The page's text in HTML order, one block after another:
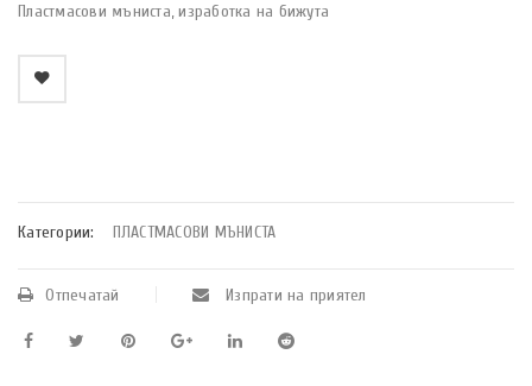
Пластмасови мъниста, изработка на бижута
Категории: ПЛАСТМАСОВИ МЪНИСТА
Отпечатай Изпрати на приятел